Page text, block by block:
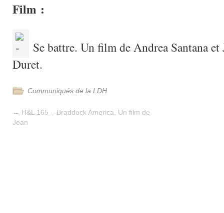
Film :
Se battre. Un film de Andrea Santana et
Duret.
Communiqués de la LDH
← H&L 165 – Braddock America. Un film de
Jean